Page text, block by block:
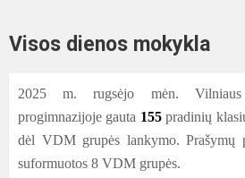
Visos dienos mokykla
2025 m. rugsėjo mėn. Vilniaus
progimnazijoje gauta 155pradinių
dėl VDM grupės lankymo. Prašymų
suformuotos 8 VDM grupės.